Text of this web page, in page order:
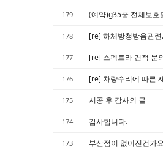
179 (예약)g35쿱 전체보호
178 [re] 하체방청방음관련.
177 [re] 스펙트라 견적 문
176 [re] 차량수리에 따른
175 시공 후 감사의 글
174 감사합니다.
173 부산점이 없어진건가